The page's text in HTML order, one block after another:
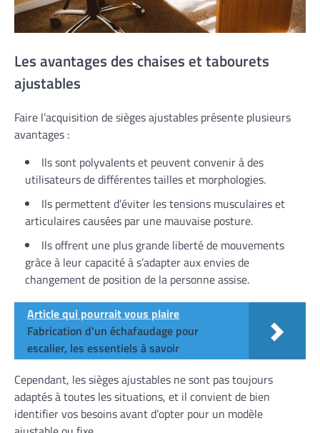
Les avantages des chaises et tabourets
ajustables
Faire l’acquisition de sièges ajustables présente plusieurs
avantages :
Ils sont polyvalents et peuvent convenir à des
utilisateurs de différentes tailles et morphologies.
Ils permettent d’éviter les tensions musculaires et
articulaires causées par une mauvaise posture.
Ils offrent une plus grande liberté de mouvements
grâce à leur capacité à s’adapter aux envies de
changement de position de la personne assise.
Article qui pourrait vous plaire
Fabrication d'un échafaudage pour
escalier, les essentiels à savoir
Cependant, les sièges ajustables ne sont pas toujours
adaptés à toutes les situations, et il convient de bien
identifier vos besoins avant d’opter pour un modèle